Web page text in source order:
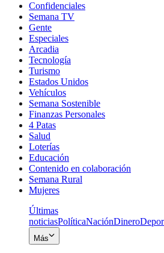
Confidenciales
Semana TV
Gente
Especiales
Arcadia
Tecnología
Turismo
Estados Unidos
Vehículos
Semana Sostenible
Finanzas Personales
4 Patas
Salud
Loterías
Educación
Contenido en colaboración
Semana Rural
Mujeres
Últimas
noticiasPolíticaNaciónDinero
Más